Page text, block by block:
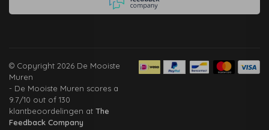
© Copyright 2026 De Mooiste
Muren
- De Mooiste Muren scores a
9.7/10 out of 130
klantbeoordelingen at The
Feedback Company